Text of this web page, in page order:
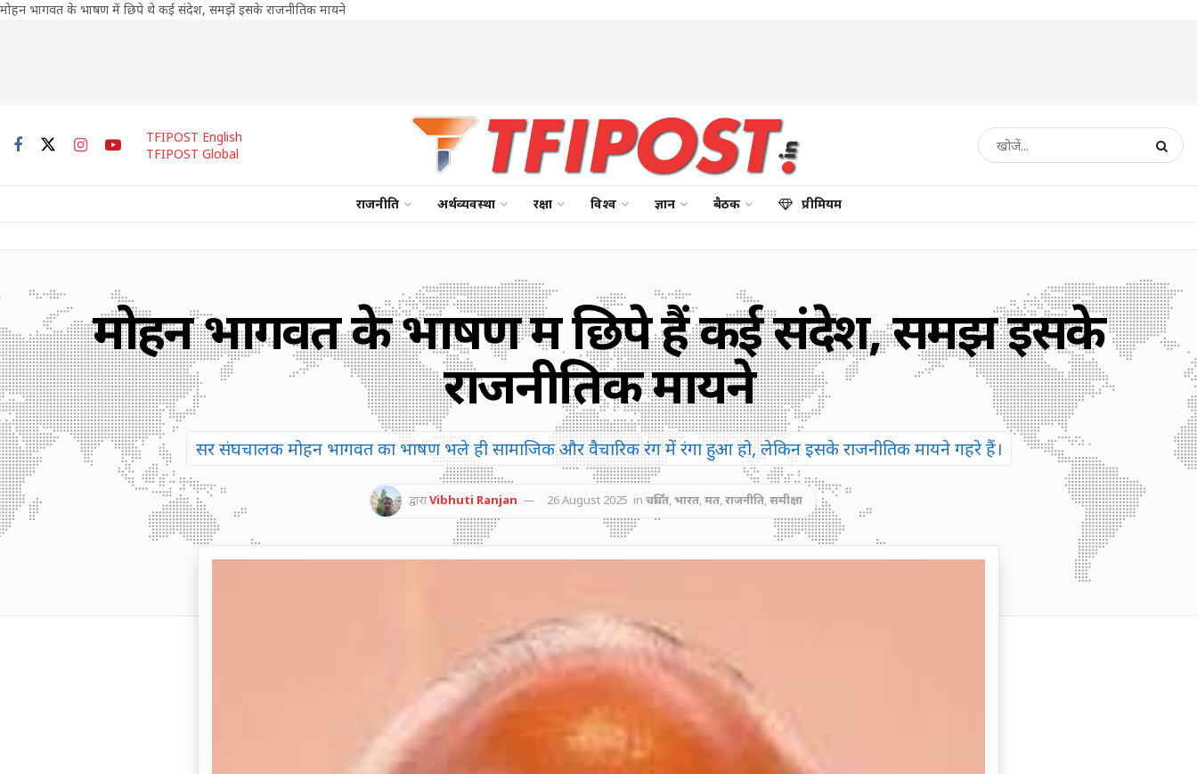
मोहन भागवत के भाषण में छिपे थे कई संदेश, समझें इसके राजनीतिक मायने
TFIPOST English
TFIPOST Global
राजनीति अर्थव्यवस्था रक्षा विश्व ज्ञान बैठक प्रीमियम
मोहन भागवत के भाषण में छिपे हैं कई संदेश, समझें इसके
राजनीतिक मायने
सर संघचालक मोहन भागवत का भाषण भले ही सामाजिक और वैचारिक रंग में रंगा हुआ हो, लेकिन इसके राजनीतिक मायने गहरे हैं।
द्वाराVibhuti Ranjan 26 August 2025 in चर्चित,भारत,मत,राजनीति,समीक्षा